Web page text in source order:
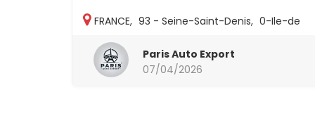
FRANCE, 93 - Seine-Saint-Denis, 0-Ile-de
France,
Paris Auto Export
07/04/2026